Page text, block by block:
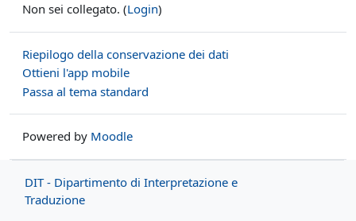
Non sei collegato. (Login)
Riepilogo della conservazione dei dati
Ottieni l'app mobile
Passa al tema standard
Powered by Moodle
DIT - Dipartimento di Interpretazione e
Traduzione